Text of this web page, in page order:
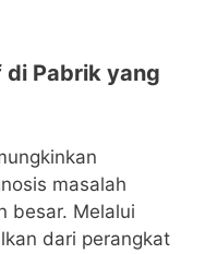
di Pabrik yang
masalah
besar. Melalui
dari perangkat